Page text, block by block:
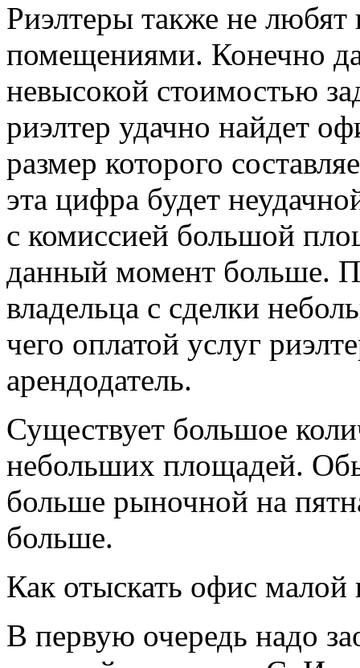
Риэлтеры также не
помещениями. Конечно
невысокой стоимостью
риэлтер удачно найдет
размер которого
эта цифра будет
с комиссией большой
данный момент больше.
владельца с сделки
чего оплатой услуг
арендодатель.
Существует большое
небольших площадей.
больше рыночной на
больше.
Как отыскать офис
В первую очередь надо